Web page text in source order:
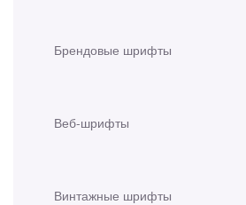
Брендовые шрифты
Веб-шрифты
Винтажные шрифты